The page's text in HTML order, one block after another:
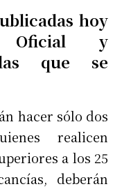
hoy
y
que se
hacer sólo dos
realicen
a los 25
deberán